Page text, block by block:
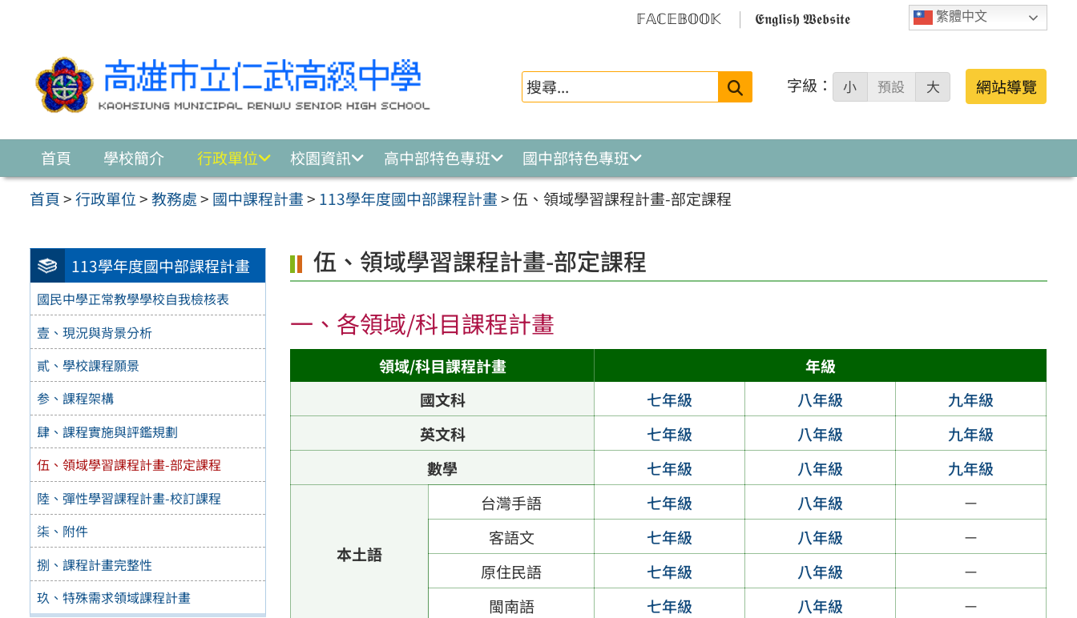
繁體中文
𝔽𝔸ℂ𝔼𝔹𝕆𝕆𝕂 𝕰𝖓𝖌𝖑𝖎𝖘𝖍 𝖂𝖊𝖇𝖘𝖎𝖙𝖊
搜
字級： 小 預設 大 網站導覽
首頁 學校簡介 行政單位 校園資訊 高中部特色專班
國中部特色專班
首頁>行政單位>教務處> 國中課程計畫> 113學年度國中部課程計畫>伍、領域學習課程計畫-部定課程
113學年度國中部課程計畫
國民中學正常教學學校自我檢核表
壹、現況與背景分析
貳、學校課程願景
参、課程架構
肆、課程實施與評鑑規劃
伍、領域學習課程計畫-部定課程
陸、彈性學習課程計畫-校訂課程
柒、附件
捌、課程計畫完整性
玖、特殊需求領域課程計畫
伍、領域學習課程計畫-部定課程
一、各領域/科目課程計畫
領域/科目課程計畫
年級
國文科
七年級 八年級
九年級
英文科
七年級 八年級
九年級
數學
七年級 八年級 九年級
本土語
台灣手語 七年級 八年級
－
客語文
七年級 八年級
－
原住民語
七年級 八年級
－
閩南語
七年級 八年級 －